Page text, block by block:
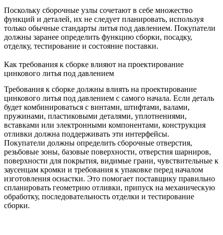
Поскольку сборочные узлы сочетают в себе множество
функций и деталей, их не следует планировать, используя
только обычные стандарты литья под давлением. Покупатели
должны заранее определить функцию сборки, посадку,
отделку, тестирование и состояние поставки.
Как требования к сборке влияют на проектирование
цинкового литья под давлением
Требования к сборке должны влиять на проектирование
цинкового литья под давлением с самого начала. Если деталь
будет комбинироваться с винтами, штифтами, валами,
пружинами, пластиковыми деталями, уплотнениями,
вставками или электронными компонентами, конструкция
отливки должна поддерживать эти интерфейсы.
Покупатели должны определить сборочные отверстия,
резьбовые зоны, базовые поверхности, отверстия шарниров,
поверхности для покрытия, видимые грани, чувствительные к
заусенцам кромки и требования к упаковке перед началом
изготовления оснастки. Это помогает поставщику правильно
спланировать геометрию отливки, припуск на механическую
обработку, последовательность отделки и тестирование
сборки.